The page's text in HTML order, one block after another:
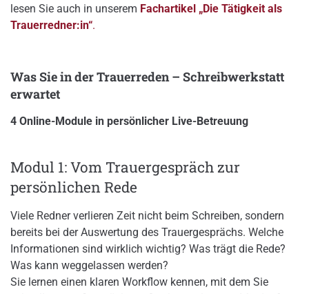
lesen Sie auch in unserem Fachartikel „Die Tätigkeit als
Trauerredner:in“.
Was Sie in der Trauerreden – Schreibwerkstatt
erwartet
4 Online-Module in persönlicher Live-Betreuung
Modul 1: Vom Trauergespräch zur
persönlichen Rede
Viele Redner verlieren Zeit nicht beim Schreiben, sondern
bereits bei der Auswertung des Trauergesprächs. Welche
Informationen sind wirklich wichtig? Was trägt die Rede?
Was kann weggelassen werden?
Sie lernen einen klaren Workflow kennen, mit dem Sie